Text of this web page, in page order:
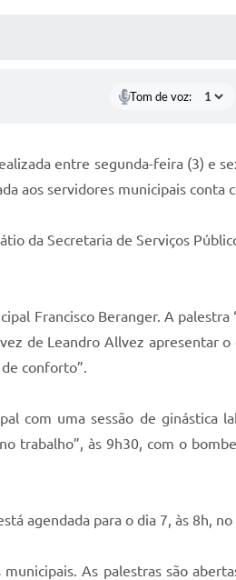
Tom de voz:
entre segunda-feira (3) e
aos servidores municipais
da Secretaria de Serviços
Francisco Beranger. A
de Leandro Allvez apresentar
conforto”.
com uma sessão de ginástica
trabalho”, às 9h30, com o
agendada para o dia 7, às 8h,
As palestras são